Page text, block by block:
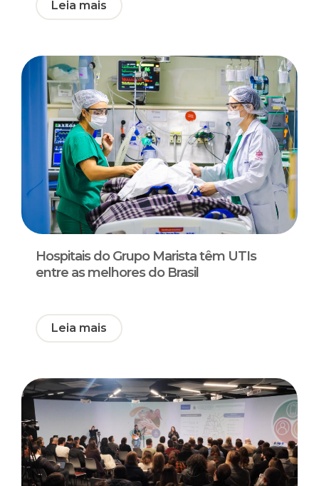
Leia mais
Hospitais do Grupo Marista têm UTIs
entre as melhores do Brasil
Leia mais